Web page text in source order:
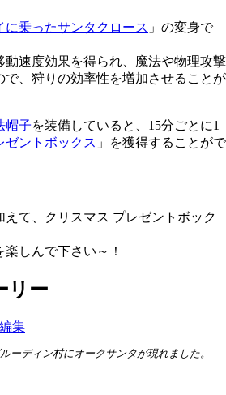
に乗ったサンタクロース 」の変身で
動速度効果を得られ、魔法や物理攻撃
で、狩りの効率性を増加させることが
帽子を装備していると、15分ごとに1
ゼントボックス 」を獲得することがで
て、クリスマス プレゼントボック
しんで下さい～！
リー
ーディン村にオークサンタが現れました。